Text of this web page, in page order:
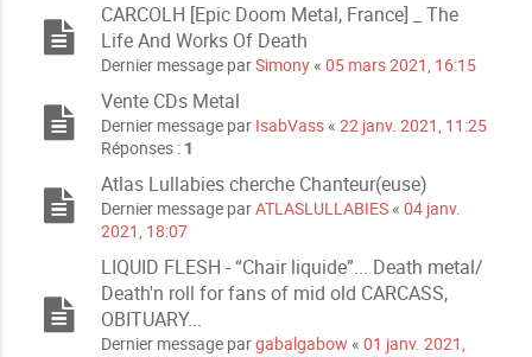
CARCOLH [Epic Doom Metal, France] _ The
Life And Works Of Death
Dernier message parSimony « 05 mars 2021, 16:15
Vente CDs Metal
Dernier message par IsabVass « 22 janv. 2021, 11:25
Réponses : 1
Atlas Lullabies cherche Chanteur(euse)
Dernier message parATLASLULLABIES « 04 janv.
2021, 18:07
LIQUID FLESH - “Chair liquide”... Death metal/
Death'n roll for fans of mid old CARCASS,
OBITUARY...
Dernier message pargabalgabow « 01 janv. 2021,